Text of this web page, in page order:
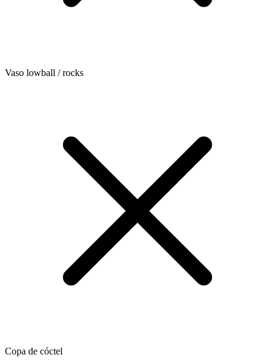
Vaso lowball / rocks
Copa de cóctel